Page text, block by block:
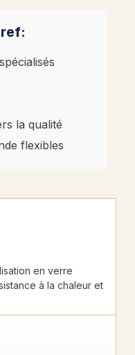
la qualité
flexibles
en verre
à la chaleur et